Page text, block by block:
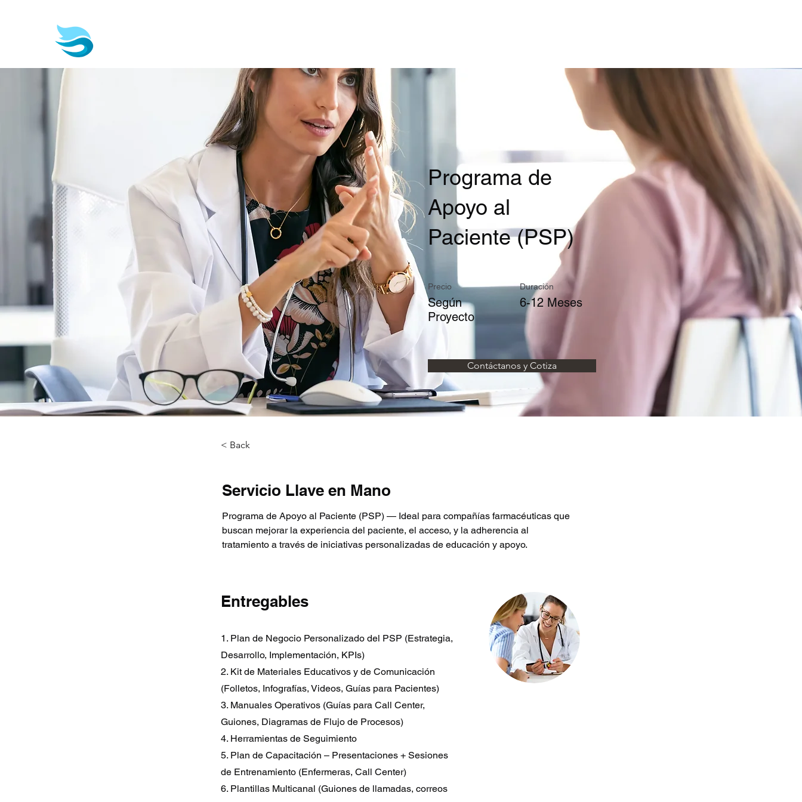
Programa de
Apoyo al
Paciente (PSP)
Precio
Según
Proyecto
Duración
6-12 Meses
Contáctanos y Cotiza
< Back
Servicio Llave en Mano
Programa de Apoyo al Paciente (PSP) — Ideal para compañías farmacéuticas que
buscan mejorar la experiencia del paciente, el acceso, y la adherencia al
tratamiento a través de iniciativas personalizadas de educación y apoyo.
Entregables
1. Plan de Negocio Personalizado del PSP (Estrategia,
Desarrollo, Implementación, KPIs)
2. Kit de Materiales Educativos y de Comunicación
(Folletos, Infografías, Videos, Guías para Pacientes)
3. Manuales Operativos (Guías para Call Center,
Guiones, Diagramas de Flujo de Procesos)
4. Herramientas de Seguimiento
5. Plan de Capacitación – Presentaciones + Sesiones
de Entrenamiento (Enfermeras, Call Center)
6. Plantillas Multicanal (Guiones de llamadas, correos